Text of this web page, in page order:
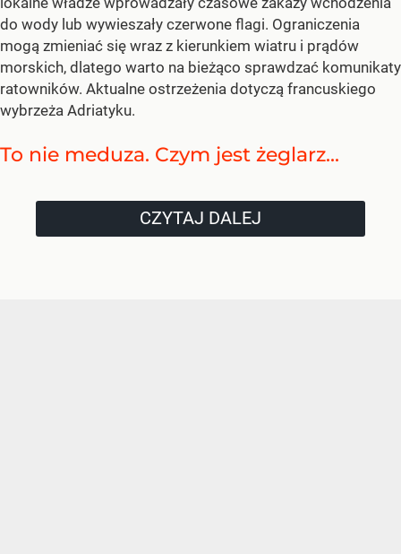
do wody lub wywieszały czerwone flagi. Ograniczenia
mogą zmieniać się wraz z kierunkiem wiatru i prądów
morskich, dlatego warto na bieżąco sprawdzać komunikaty
ratowników. Aktualne ostrzeżenia dotyczą francuskiego
wybrzeża Adriatyku.
To nie meduza. Czym jest żeglarz...
CZYTAJ DALEJ